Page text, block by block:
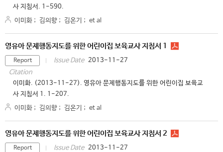
사 지침서. 1-590.
이미화 ; 김의향 ; 김온기 ; et al
영유아 문제행동지도를 위한 어린이집 보육교사 지침서 1
Report Issue Date 2013-11-27
Citation
이미화. (2013-11-27). 영유아 문제행동지도를 위한 어린이집 보육교
사 지침서 1. 1-207.
이미화 ; 김의향 ; 김온기 ; et al
영유아 문제행동지도를 위한 어린이집 보육교사 지침서 2
Report Issue Date 2013-11-27